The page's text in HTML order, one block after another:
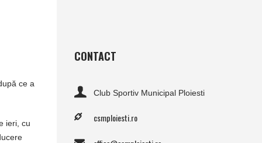
ce a
ieri, cu
CONTACT
Club Sportiv Municipal Ploiesti
csmploiesti.ro